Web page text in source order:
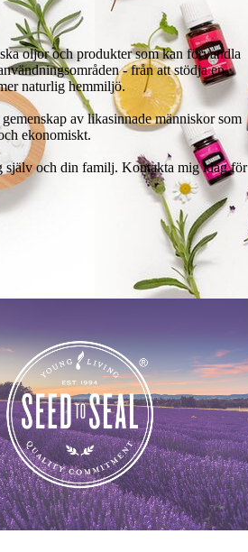
oljor och produkter som kan förvandla
- från att stödja en
naturlig hemmiljö.
av likasinnade människor som
ekonomiskt.
själv och din familj. Kontakta mig idag för